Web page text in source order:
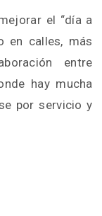
el “día a
en calles, más
entre
hay mucha
por servicio y